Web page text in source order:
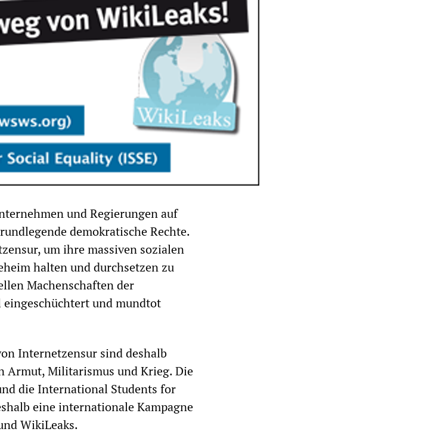
und Regierungen auf
demokratische Rechte.
um ihre massiven sozialen
halten und durchsetzen zu
Machenschaften der
und mundtot
Internetzensur sind deshalb
Armut, Militarismus und Krieg. Die
die International Students for
eine internationale Kampagne
WikiLeaks.